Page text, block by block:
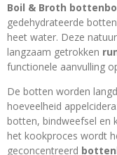
Boil & Broth
gedehydrateerde
heet water. Deze
langzaam getrokken
functionele aanvulling
De botten worden
hoeveelheid
botten, bindweefsel en
het kookproces wordt
geconcentreerd